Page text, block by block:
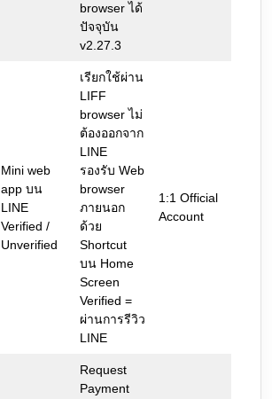
browser ได้
ปัจจุบัน
v2.27.3
Mini web
app บน
LINE
Verified /
Unverified
เรียกใช้ผ่าน
LIFF
browser ไม่
ต้องออกจาก
LINE
รองรับ Web
browser
ภายนอก
ด้วย
Shortcut
บน Home
Screen
Verified =
ผ่านการรีวิว
LINE
1:1 Official
Account
Request
Payment